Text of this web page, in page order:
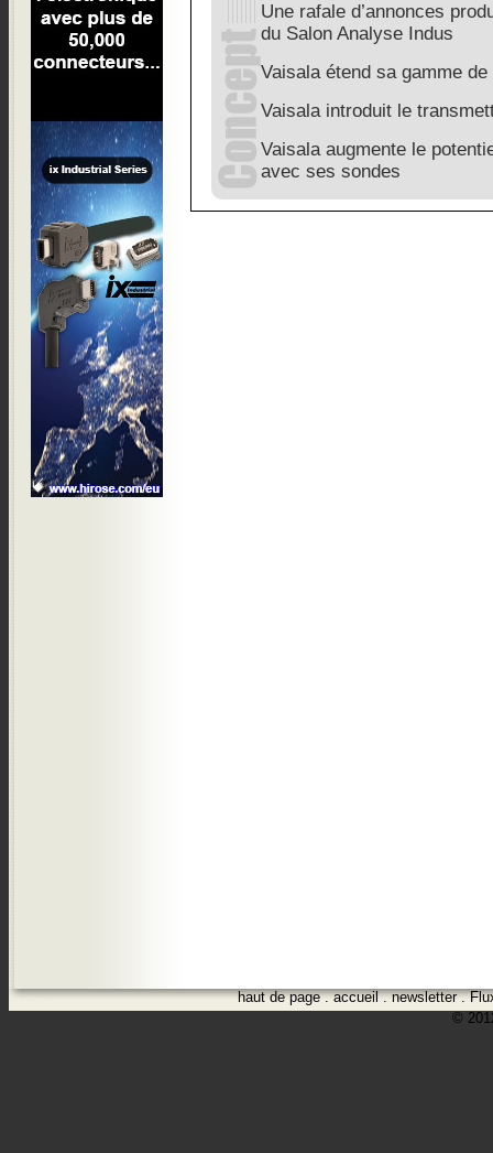
Une rafale d’annonces
du Salon Analyse Indus
Vaisala étend sa gamme
Vaisala introduit le
Vaisala augmente le
avec ses sondes
haut de page.accueil.newsletter.
©